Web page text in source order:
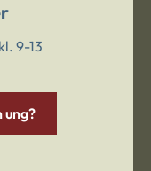
9-13
ung?